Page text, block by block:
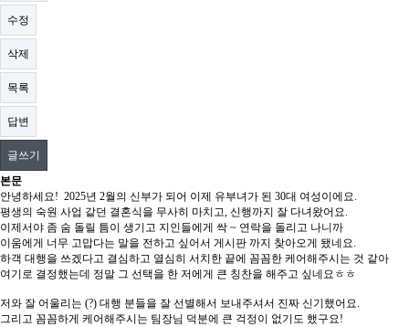
수정
삭제
목록
답변
글쓰기
본문
안녕하세요! 2025년 2월의 신부가 되어 이제 유부녀가 된 30대 여성이에요.
평생의 숙원 사업 같던 결혼식을 무사히 마치고, 신행까지 잘 다녀왔어요.
이제서야 좀 숨 돌릴 틈이 생기고 지인들에게 싹 ~ 연락을 돌리고 나니까
이움에게 너무 고맙다는 말을 전하고 싶어서 게시판 까지 찾아오게 됐네요.
하객 대행을 쓰겠다고 결심하고 열심히 서치한 끝에 꼼꼼한 케어해주시는 것 같아
여기로 결정했는데 정말 그 선택을 한 저에게 큰 칭찬을 해주고 싶네요ㅎㅎ
저와 잘 어울리는 (?) 대행 분들을 잘 선별해서 보내주셔서 진짜 신기했어요.
그리고 꼼꼼하게 케어해주시는 팀장님 덕분에 큰 걱정이 없기도 했구요!